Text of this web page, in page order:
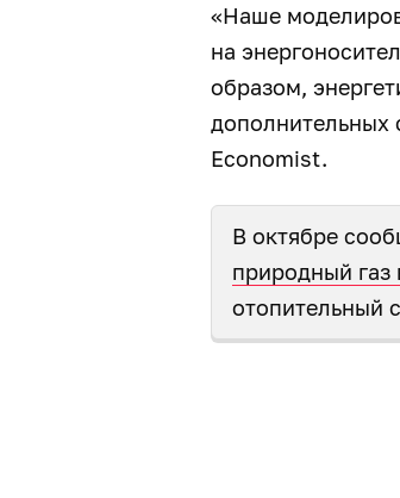
«Наше
на
образом,
дополнительных
Economist.
В октябре
природный газ
отопительный